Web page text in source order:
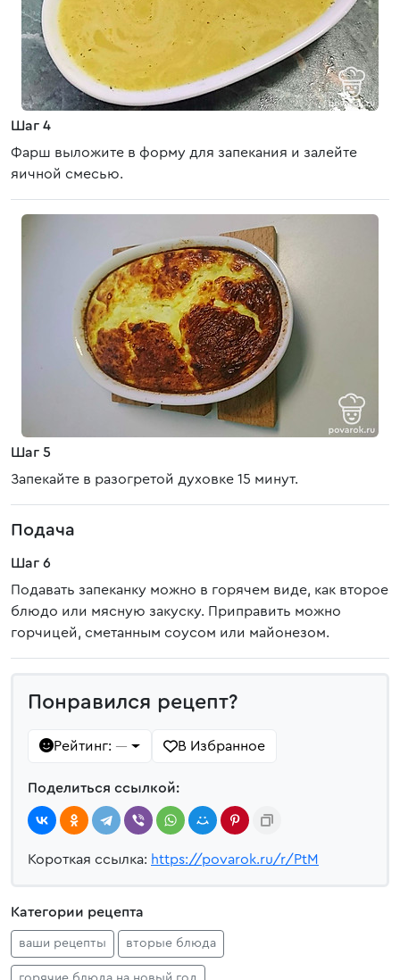
Шаг 4
Фарш выложите в форму для запекания и залейте
яичной смесью.
Шаг 5
Запекайте в разогретой духовке 15 минут.
Подача
Шаг 6
Подавать запеканку можно в горячем виде, как второе
блюдо или мясную закуску. Приправить можно
горчицей, сметанным соусом или майонезом.
Понравился рецепт?
Рейтинг: — В Избранное
Поделиться ссылкой:
Короткая ссылка: https://povarok.ru/r/PtM
Категории рецепта
ваши рецепты вторые блюда